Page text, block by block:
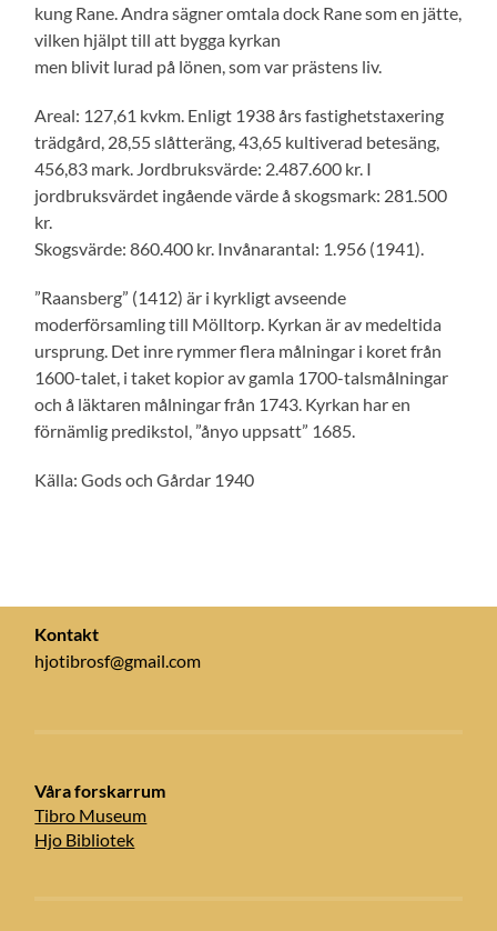
kung Rane. Andra sägner omtala dock Rane som en jätte,
vilken hjälpt till att bygga kyrkan
men blivit lurad på lönen, som var prästens liv.
Areal: 127,61 kvkm. Enligt 1938 års fastighetstaxering
trädgård, 28,55 slåtteräng, 43,65 kultiverad betesäng,
456,83 mark. Jordbruksvärde: 2.487.600 kr. I
jordbruksvärdet ingående värde å skogsmark: 281.500
kr.
Skogsvärde: 860.400 kr. Invånarantal: 1.956 (1941).
”Raansberg” (1412) är i kyrkligt avseende
moderförsamling till Mölltorp. Kyrkan är av medeltida
ursprung. Det inre rymmer flera målningar i koret från
1600-talet, i taket kopior av gamla 1700-talsmålningar
och å läktaren målningar från 1743. Kyrkan har en
förnämlig predikstol, ”ånyo uppsatt” 1685.
Källa: Gods och Gårdar 1940
Kontakt
hjotibrosf@gmail.com
Våra forskarrum
Tibro Museum
Hjo Bibliotek